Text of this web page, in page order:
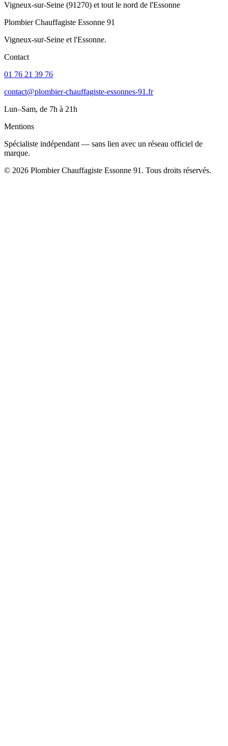
Vigneux-sur-Seine (91270) et tout le nord de l'Essonne
Plombier Chauffagiste Essonne 91
Vigneux-sur-Seine et l'Essonne.
Contact
01 76 21 39 76
contact@plombier-chauffagiste-essonnes-91.fr
Lun–Sam, de 7h à 21h
Mentions
Spécialiste indépendant — sans lien avec un réseau officiel de
marque.
© 2026 Plombier Chauffagiste Essonne 91. Tous droits réservés.